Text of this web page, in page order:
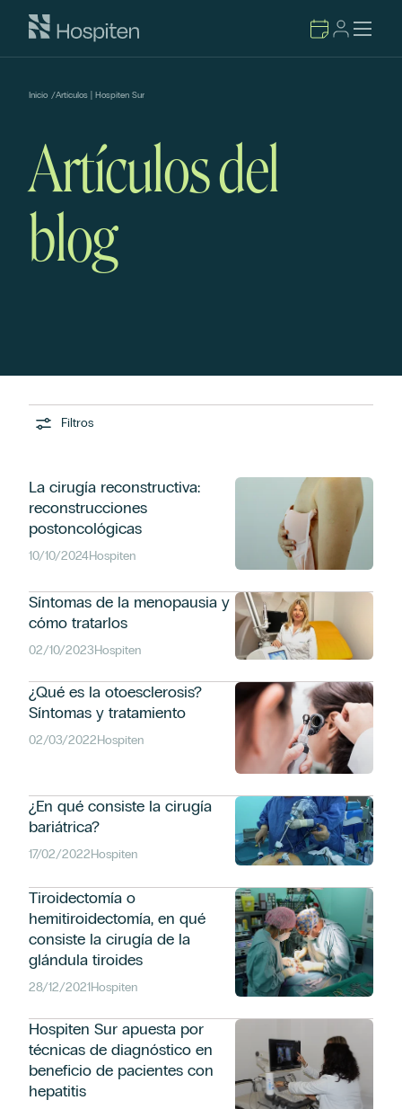
Inicio /Artículos | Hospiten Sur
Artículos del
blog
Filtros
La cirugía reconstructiva:
reconstrucciones
postoncológicas
10/10/2024Hospiten
Síntomas de la menopausia y
cómo tratarlos
02/10/2023Hospiten
¿Qué es la otoesclerosis?
Síntomas y tratamiento
02/03/2022Hospiten
¿En qué consiste la cirugía
bariátrica?
17/02/2022Hospiten
Tiroidectomía o
hemitiroidectomía, en qué
consiste la cirugía de la
glándula tiroides
28/12/2021Hospiten
Hospiten Sur apuesta por
técnicas de diagnóstico en
beneficio de pacientes con
hepatitis